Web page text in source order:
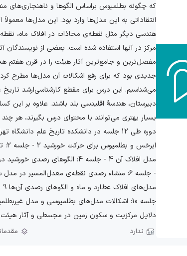
که چگونه بطلمیوس براساس الگوها و ناهنجاری‌های
انتقاداتی به این مدل‌ها وارد بود. این مدل‌ها
هندسی دیگر مثل نقطه‌ی محاذات در افلاک ماه،
مرکز در آنها استفاده شده است. بعضی از
مفصل‌ترین و جامع‌ترین آثار هیئت را در قرن
جدیدی بود که برای رفع اشکالات آن مدل‌ها مطرح
می‌شناسیم. این درس برای مقطع کارشناسی‌ارشد
دبیرستان، هندسۀ اقلیدسی بلد باشند. علاوه بر این
بسیار بهتری می‌توانند با محتوای درس بگیرند،
دلایل مرکزیت و سکون زمین در مجسطی و آثار هیئت
ندارد